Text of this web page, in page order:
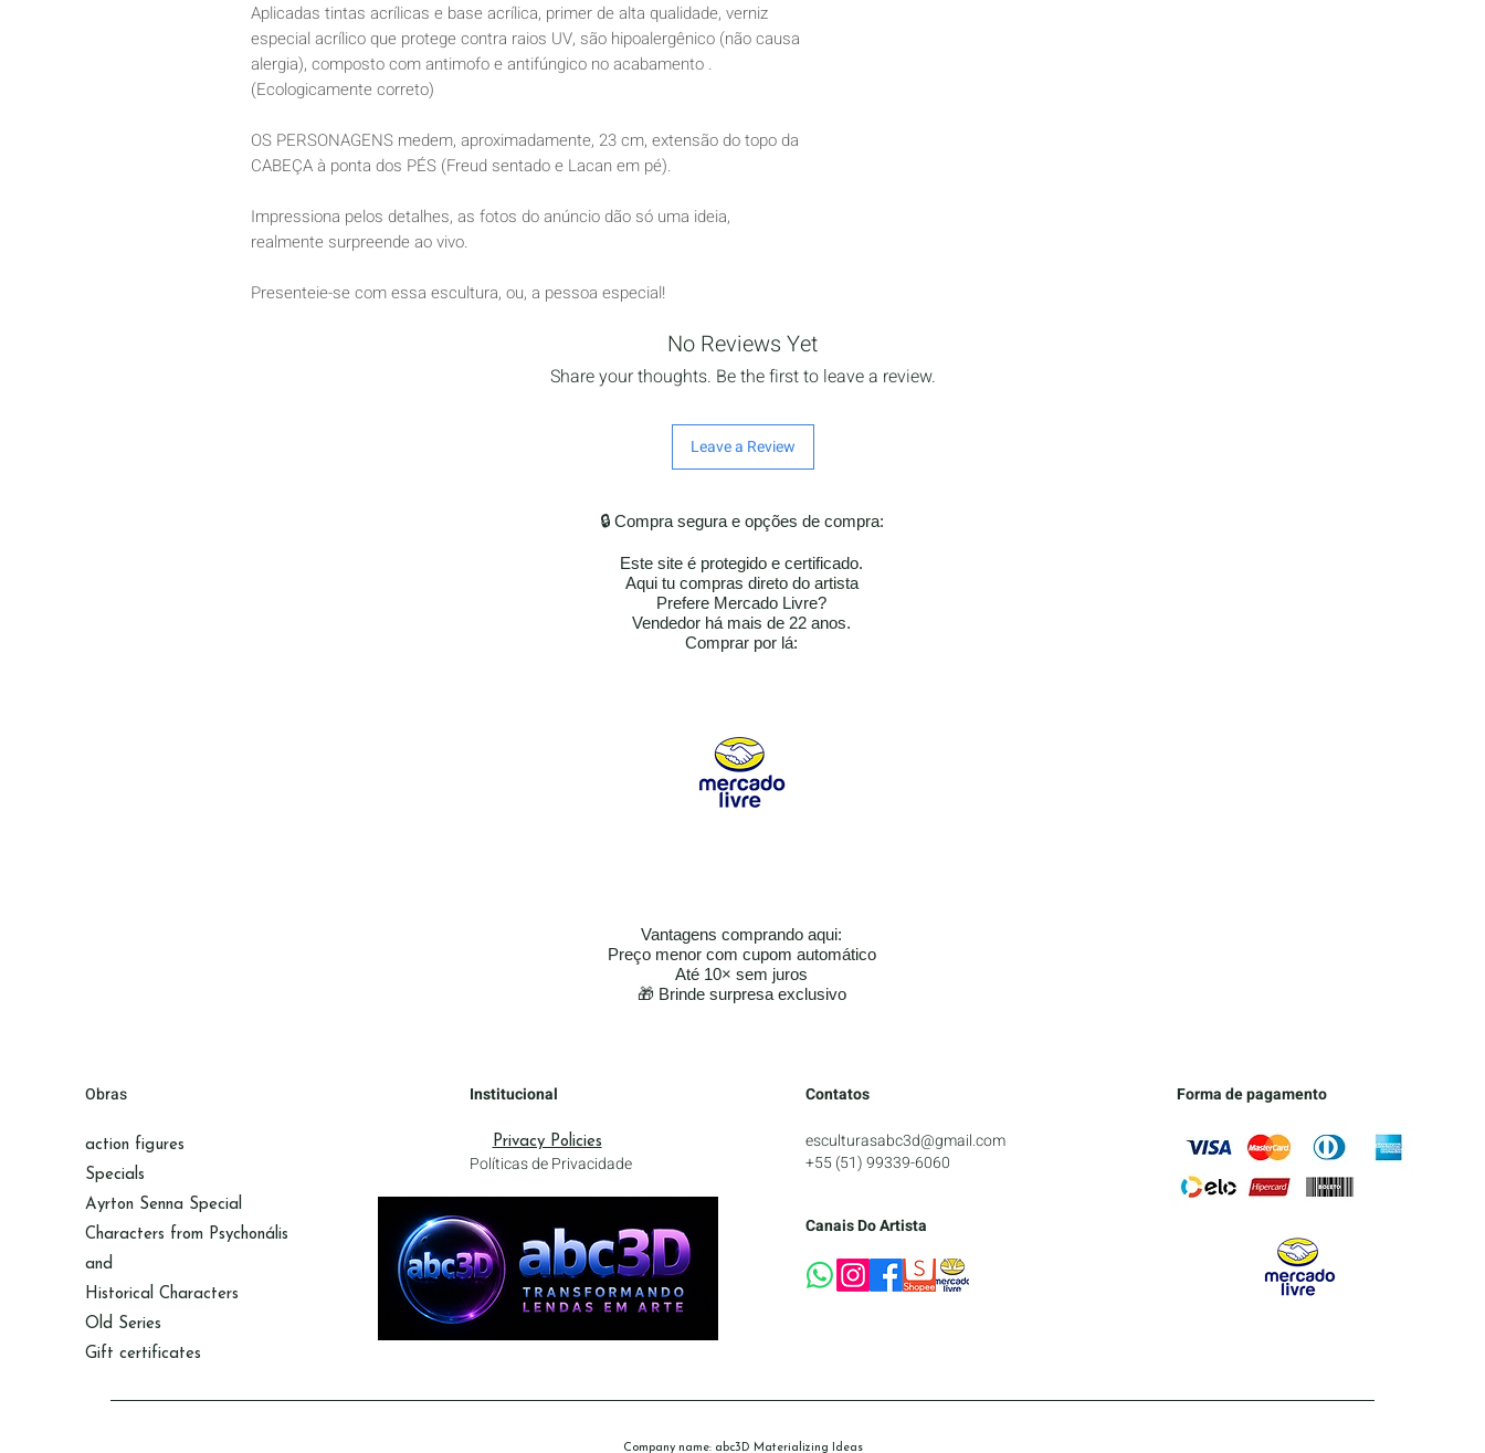
Aplicadas tintas acrílicas e base acrílica, primer de alta qualidade, verniz
especial acrílico que protege contra raios UV, são hipoalergênico (não causa
alergia), composto com antimofo e antifúngico no acabamento .
(Ecologicamente correto)
OS PERSONAGENS medem, aproximadamente, 23 cm, extensão do topo da
CABEÇA à ponta dos PÉS (Freud sentado e Lacan em pé).
Impressiona pelos detalhes, as fotos do anúncio dão só uma ideia,
realmente surpreende ao vivo.
Presenteie-se com essa escultura, ou, a pessoa especial!
No Reviews Yet
Share your thoughts. Be the first to leave a review.
Leave a Review
🔒 Compra segura e opções de compra:
Este site é protegido e certificado.
Aqui tu compras direto do artista
Prefere Mercado Livre?
Vendedor há mais de 22 anos.
​​Comprar por lá:
Vantagens comprando aqui:
Preço menor com cupom automático
Até 10× sem juros
🎁 Brinde surpresa exclusivo
Obras
action figures
Specials
Ayrton Senna Special
Characters from Psychonális
and
Historical Characters
Old Series
Gift certificates
Institucional
Privacy Policies
Políticas de Privacidade
Contatos
esculturasabc3d@gmail.com
+55 (51) 99339-6060
Canais Do Artista
Forma de pagamento
Company name: abc3D Materializing Ideas